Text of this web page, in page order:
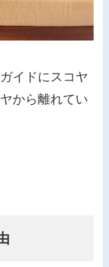
イドにスコヤ
から離れてい